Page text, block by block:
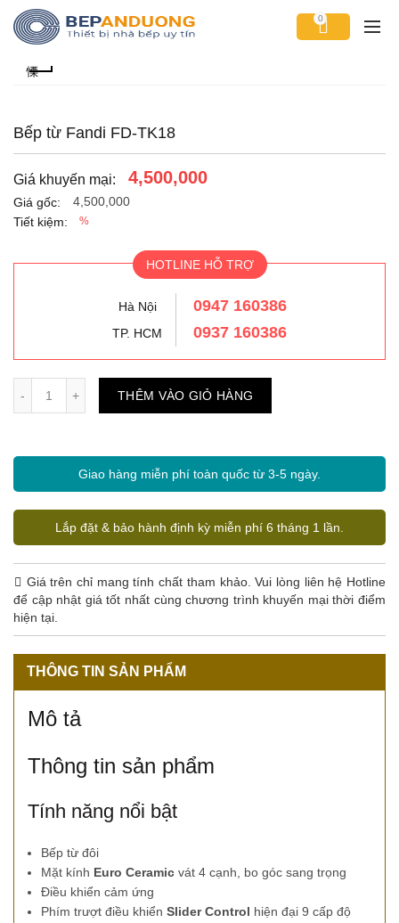
0
Bếp từ Fandi FD-TK18
Giá khuyến mại: 4,500,000
Giá gốc:
4,500,000
Tiết kiệm:
%
HOTLINE HỖ TRỢ
Hà Nội 0947 160386
TP. HCM 0937 160386
THÊM VÀO GIỎ HÀNG
Giao hàng miễn phí toàn quốc từ 3-5 ngày.
Lắp đặt & bảo hành định kỳ miễn phí 6 tháng 1 lần.
Giá trên chỉ mang tính chất tham khảo. Vui lòng liên hệ Hotline
để cập nhật giá tốt nhất cùng chương trình khuyến mại thời điểm
hiện tại.
THÔNG TIN SẢN PHẨM
Mô tả
Thông tin sản phẩm
Tính năng nổi bật
Bếp từ đôi
Mặt kính Euro Ceramic vát 4 cạnh, bo góc sang trọng
Điều khiển cảm ứng
Phím trượt điều khiển Slider Control hiện đại 9 cấp độ